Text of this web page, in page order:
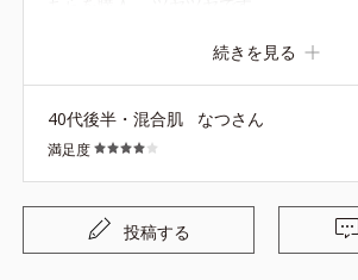
続きを見る
40代後半・混合肌 なつさん
満足度
投稿する